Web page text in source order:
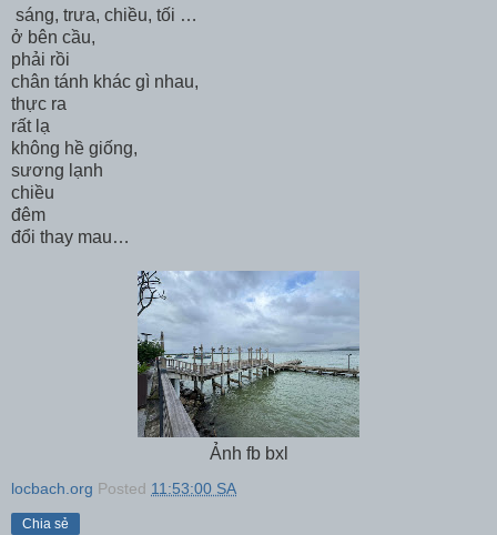
sáng, trưa, chiều, tối …
ở bên cầu,
phải rồi
chân tánh khác gì nhau,
thực ra
rất lạ
không hề giống,
sương lạnh
chiều
đêm
đổi thay mau…
Ảnh fb bxl
locbach.org Posted 11:53:00 SA
Chia sẻ